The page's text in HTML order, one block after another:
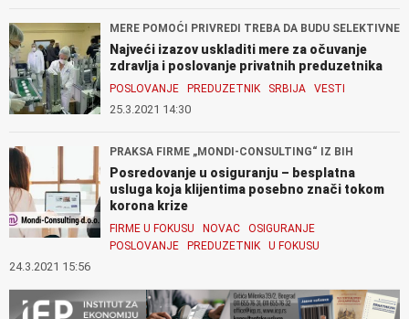
MERE POMOĆI PRIVREDI TREBA DA BUDU SELEKTIVNE
Najveći izazov uskladiti mere za očuvanje
zdravlja i poslovanje privatnih preduzetnika
POSLOVANJE PREDUZETNIK SRBIJA VESTI
25.3.2021 14:30
PRAKSA FIRME „MONDI-CONSULTING“ IZ BIH
Posredovanje u osiguranju – besplatna
usluga koja klijentima posebno znači tokom
korona krize
FIRME U FOKUSU NOVAC
OSIGURANJE
POSLOVANJE
PREDUZETNIK U FOKUSU
24.3.2021 15:56